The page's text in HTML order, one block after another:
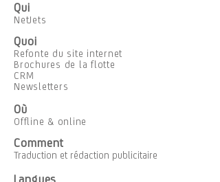
Qui
NetJets
Quoi
Refonte du site internet
Brochures de la flotte
CRM
Newsletters
Où
Offline & online
Comment
Traduction et rédaction publicitaire
Langues